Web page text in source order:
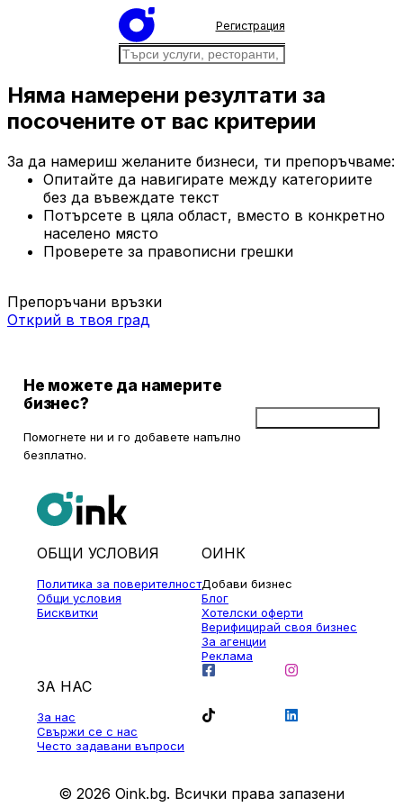
Регистрация
Няма намерени резултати за
посочените от вас критерии
За да намериш желаните бизнеси, ти препоръчваме:
Опитайте да навигирате между категориите
без да въвеждате текст
Потърсете в цяла област, вместо в конкретно
населено място
Проверете за правописни грешки
Препоръчани връзки
Открий в твоя град
Не можете да намерите
бизнес?
Помогнете ни и го добавете напълно
безплатно.
ОБЩИ УСЛОВИЯ
Политика за поверителност
Общи условия
Бисквитки
ОИНК
Добави бизнес
Блог
Хотелски оферти
Верифицирай своя бизнес
За агенции
Реклама
ЗА НАС
За нас
Свържи се с нас
Често задавани въпроси
© 2026 Oink.bg. Всички права запазени